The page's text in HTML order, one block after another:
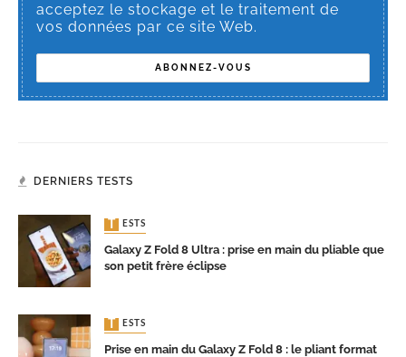
acceptez le stockage et le traitement de
vos données par ce site Web.
DERNIERS TESTS
TESTS
Galaxy Z Fold 8 Ultra : prise en main du pliable que
son petit frère éclipse
TESTS
Prise en main du Galaxy Z Fold 8 : le pliant format